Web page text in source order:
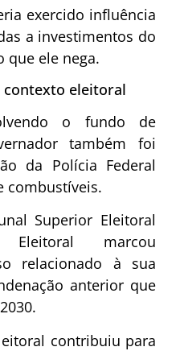
exercido influência
a investimentos do
que ele nega.
contexto eleitoral
o fundo de
também foi
da Polícia Federal
combustíveis.
Superior Eleitoral
marcou
relacionado à sua
anterior que
contribuiu para